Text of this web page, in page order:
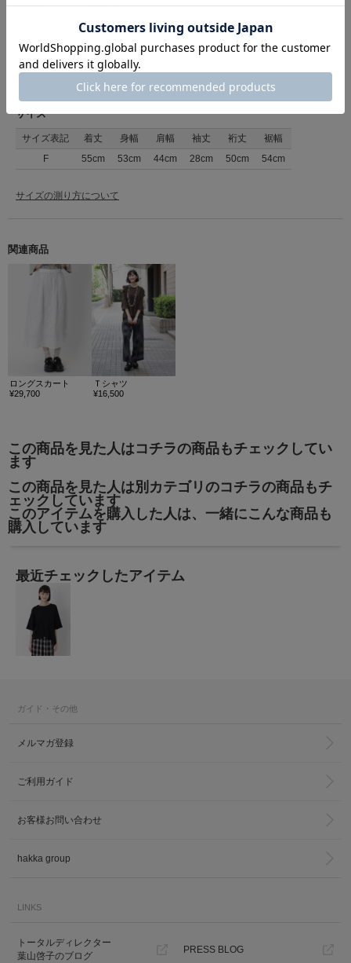
原産国 日本製
31950763
（店舗でお問い合わせの際には、上記品番をお伝え下さい。）
返品について
サイズ
サイズ表記 着丈 身幅 肩幅 袖丈 裄丈
裾幅
F
55cm 53cm 44cm 28cm 50cm 54cm
サイズの測り方について
関連商品
ロングスカート
¥29,700
Ｔシャツ
¥16,500
この商品を見た人はコチラの商品もチェックしてい
ます
この商品を見た人は別カテゴリのコチラの商品もチ
ェックしています
このアイテムを購入した人は、一緒にこんな商品も
購入しています
最近チェックしたアイテム
ガイド・その他
メルマガ登録
ご利用ガイド
お客様お問い合わせ
hakka group
LINKS
トータルディレクター
葉山啓子のブログ
PRESS BLOG